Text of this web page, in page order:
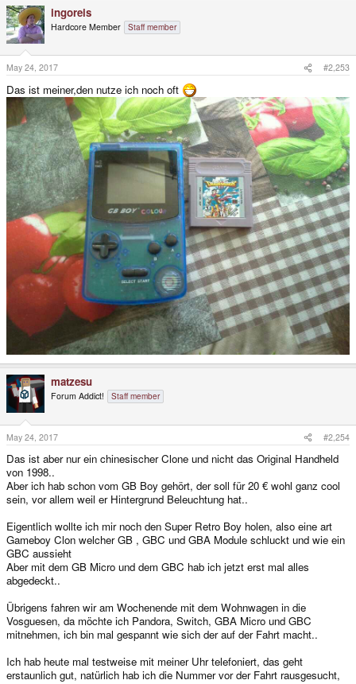
ingoreis
Hardcore Member Staff member
May 24, 2017 #2,253
Das ist meiner,den nutze ich noch oft
matzesu
Forum Addict! Staff member
May 24, 2017 #2,254
Das ist aber nur ein chinesischer Clone und nicht das Original Handheld
von 1998..
Aber ich hab schon vom GB Boy gehört, der soll für 20 € wohl ganz cool
sein, vor allem weil er Hintergrund Beleuchtung hat..
Eigentlich wollte ich mir noch den Super Retro Boy holen, also eine art
Gameboy Clon welcher GB , GBC und GBA Module schluckt und wie ein
GBC aussieht
Aber mit dem GB Micro und dem GBC hab ich jetzt erst mal alles
abgedeckt..
Übrigens fahren wir am Wochenende mit dem Wohnwagen in die
Vosguesen, da möchte ich Pandora, Switch, GBA Micro und GBC
mitnehmen, ich bin mal gespannt wie sich der auf der Fahrt macht..
Ich hab heute mal testweise mit meiner Uhr telefoniert, das geht
erstaunlich gut, natürlich hab ich die Nummer vor der Fahrt rausgesucht,